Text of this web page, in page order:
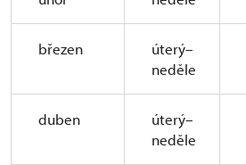
březen
úterý–
neděle
duben
úterý–
neděle